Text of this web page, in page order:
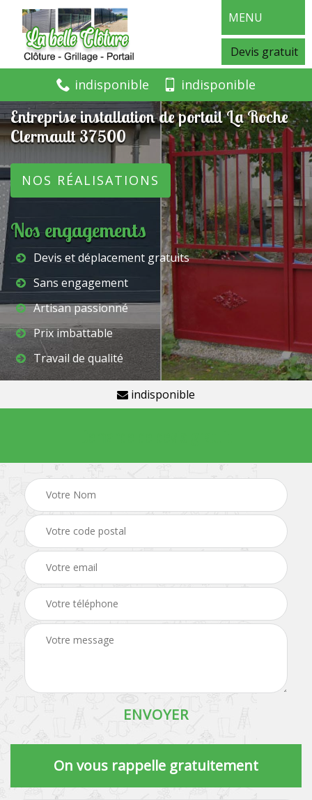
MENU
Devis gratuit
indisponible indisponible
Entreprise installation de portail La Roche
Clermault 37500
NOS RÉALISATIONS
Nos engagements
Devis et déplacement gratuits
Sans engagement
Artisan passionné
Prix imbattable
Travail de qualité
indisponible
On vous rappelle gratuitement